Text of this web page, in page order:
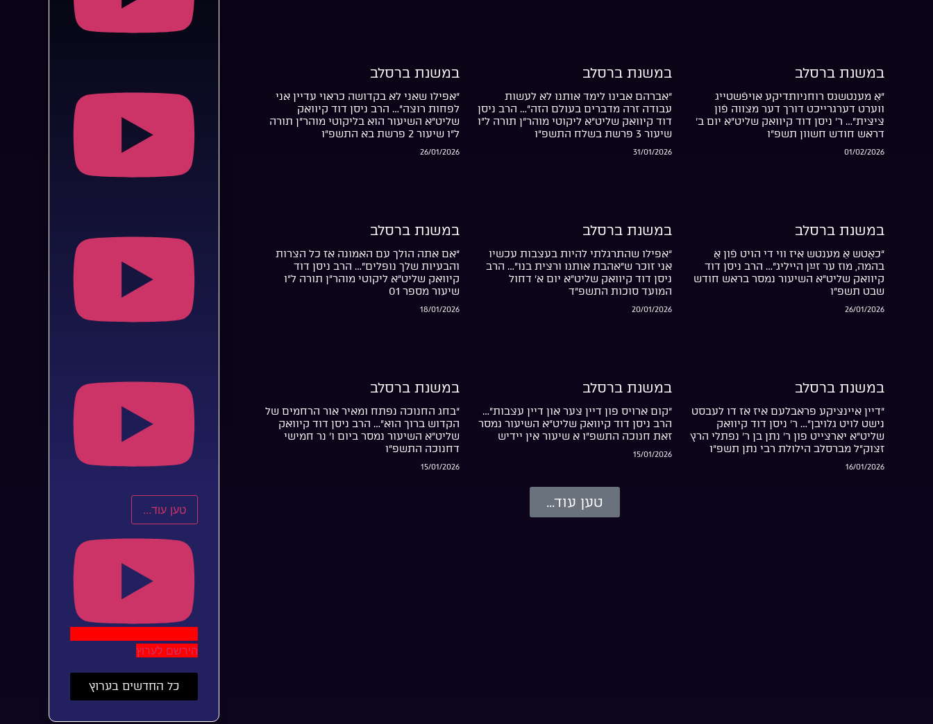
במשנת ברסלב
“אַ מענטשנס רוחניותדיקע אויפֿשטייג
ווערט דערגרייכט דורך דער מצווה פֿון
ציצית”… ר’ ניסן דוד קיוואק שליט”א יום ב’
דראש חודש חשוון תשפ”ו
01/02/2026
במשנת ברסלב
“אברהם אבינו לימד אותנו לא לעשות
עבודה זרה מדברים בעולם הזה”… הרב ניסן
דוד קיוואק שליט”א ליקוטי מוהר”ן תורה ל”ו
שיעור 3 פרשת בשלח התשפ”ו
31/01/2026
במשנת ברסלב
“אפילו שאני לא בקדושה כראוי עדיין אני
לפחות רוצה”… הרב ניסן דוד קיוואק
שליט”א השיעור הוא בליקוטי מוהר”ן תורה
ל”ו שיעור 2 פרשת בא התשפ”ו
26/01/2026
במשנת ברסלב
“כאָטש אַ מענטש איז ווי די הויט פֿון אַ
בהמה, מוז ער זײַן הייליג”… הרב ניסן דוד
קיוואק שליט”א השיעור נמסר בראש חודש
שבט תשפ”ו
26/01/2026
במשנת ברסלב
“אפילו שהתרגלתי להיות בעצבות עכשיו
אני זוכר ש”אהבת אותנו ורצית בנו”… הרב
ניסן דוד קיוואק שליט”א יום א’ דחול
המועד סוכות התשפ”ד
20/01/2026
במשנת ברסלב
“אם אתה הולך עם האמונה אז כל הצרות
והבעיות שלך נופלים”… הרב ניסן דוד
קיוואק שליט”א ליקוטי מוהר”ן תורה ל”ו
שיעור מספר 01
18/01/2026
במשנת ברסלב
“דיין איינציקע פראבלעם איז אז דו לעבסט
נישט לויט גלויבן”… ר’ ניסן דוד קיוואק
שליט”א יארצייט פון ר’ נתן בן ר’ נפתלי הרץ
זצוק”ל מברסלב הילולת רבי נתן תשפ”ו
16/01/2026
במשנת ברסלב
“קום ארויס פון דיין צער און דיין עצבות”…
הרב ניסן דוד קיוואק שליט”א השיעור נמסר
זאת חנוכה התשפ”ו א שיעור אין יידיש
15/01/2026
במשנת ברסלב
“בחג החנוכה נפתח ומאיר אור הרחמים של
הקדוש ברוך הוא”… הרב ניסן דוד קיוואק
שליט”א השיעור נמסר ביום ו’ נר חמישי
דחנוכה התשפ”ו
15/01/2026
טען עוד... טען עוד...
הירשם לערוץ
כל החדשים בערוץ